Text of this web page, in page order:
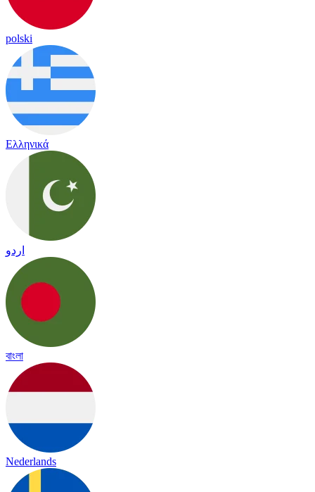
polski
Ελληνικά
اردو
বাংলা
Nederlands